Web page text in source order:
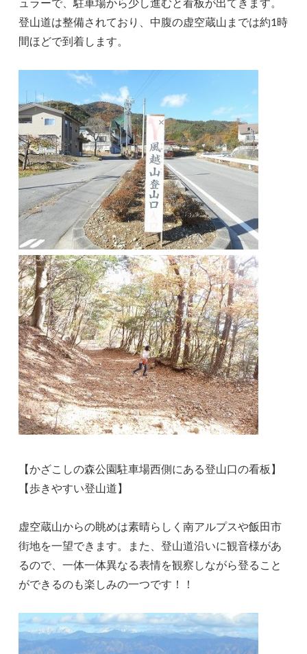
登山道は整備されており、中腹の虚空蔵山までは約1時
間ほどで到着します。
【かざこしの森公園駐車場西側にある登山口の看板】
【歩きやすい登山道】
虚空蔵山からの眺めは素晴らしく南アルプスや飯田市
街地を一望できます。また、登山道沿いに観音様があ
るので、一体一体異なる表情を観察しながら登ること
ができるのも楽しみの一つです！！